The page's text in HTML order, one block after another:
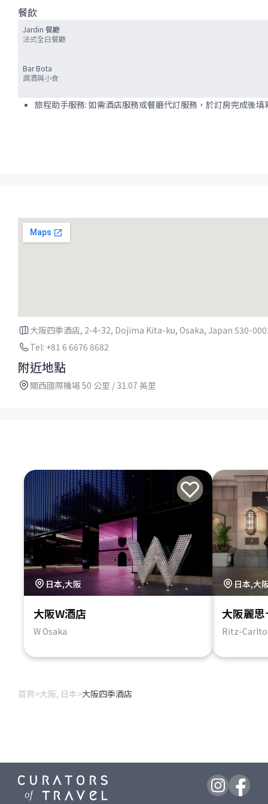
餐飲
Jardin 餐廳
法式全日餐廳
Bar Bota
調酒與小食
旅程助手服務: 如需酒店服務或餐廳代訂服務，於訂房完成後
大阪四季酒店, 2-4-32, Dojima Kita-ku, Osaka, Japan 530-
Tel: +81 6 6676 8682
附近地點
關西國際機場 50 公里 / 31.07 英里
日本,大阪
大阪W酒店
W Osaka
日本,大
大阪麗
Ritz-
首頁>大阪, 日本>大阪四季酒店